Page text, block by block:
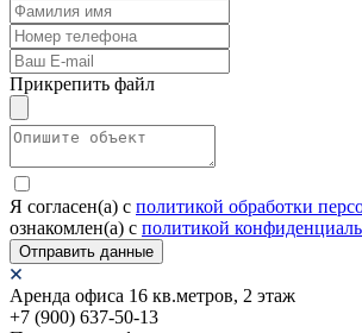
Прикрепить файл
Я согласен(а) c политикой обработки
ознакомлен(а) с политикой
Отправить данные
Аренда офиса 16 кв.метров, 2 этаж
+7 (900) 637-50-13